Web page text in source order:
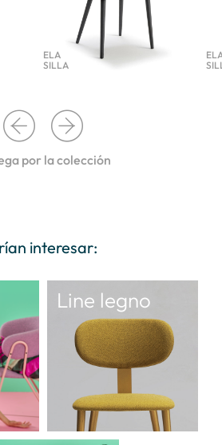
ELA
SILLA
por la colección
interesar:
Line legno